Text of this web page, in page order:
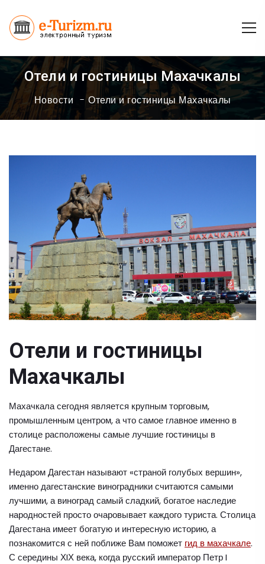
Отели и гостиницы Махачкалы
Новости Отели и гостиницы Махачкалы
Отели и гостиницы
Махачкалы
Махачкала сегодня является крупным торговым,
промышленным центром, а что самое главное именно в
столице расположены самые лучшие гостиницы в
Дагестане.
Недаром Дагестан называют «страной голубых вершин»,
именно дагестанские виноградники считаются самыми
лучшими, а виноград самый сладкий, богатое наследие
народностей просто очаровывает каждого туриста. Столица
Дагестана имеет богатую и интересную историю, а
познакомится с ней поближе Вам поможет гид в махачкале.
С середины ХIХ века, когда русский император Петр I